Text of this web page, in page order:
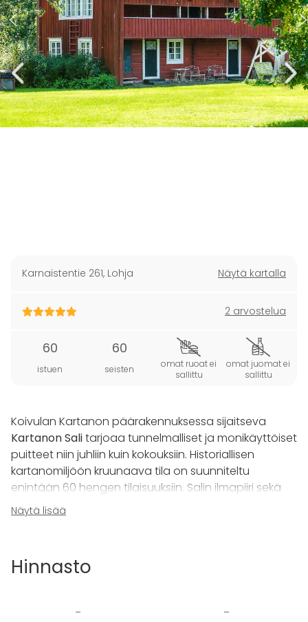
Karnaistentie 261, Lohja Näytä kartalla
2 arvostelua
60
istuen
60
seisten
omat ruoat ei
sallittu
omat juomat ei
sallittu
Koivulan Kartanon päärakennuksessa sijaitseva
Kartanon Salitarjoaa tunnelmalliset ja monikäyttöiset
puitteet niin juhliin kuin kokouksiin. Historiallisen
kartanomiljöön kruunaava tila on suunniteltu
enintään 60 hengen tilaisuuksiin. Salin ilmapiiri sekä
sisustus luovat unohtumattoman ympäristön
erilaisille tapahtumille.
helpottavat palvelut, kuten laadukas pitopalvelu ja
Näytä lisää
Hinnasto
- -